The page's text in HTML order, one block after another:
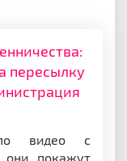
пересылку
видео с
они покажут